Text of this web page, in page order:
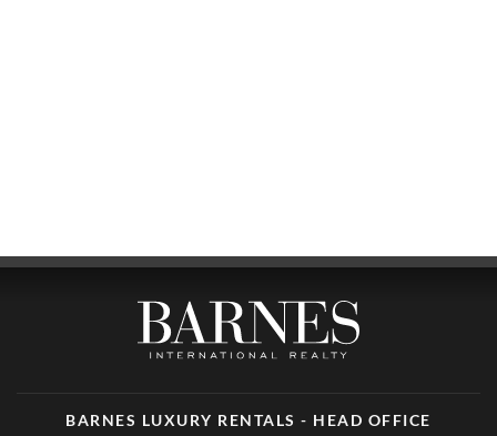
BARNES LUXURY RENTALS - HEAD OFFICE